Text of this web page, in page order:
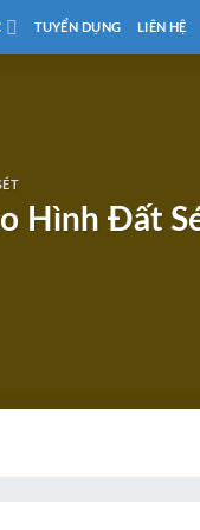
TUYỂN DỤNG LIÊN HỆ
Hình Đất